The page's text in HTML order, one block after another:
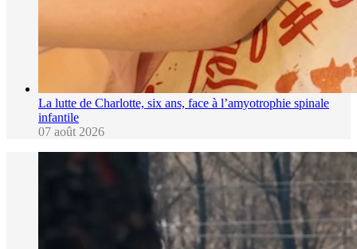
La lutte de Charlotte, six ans, face à l’amyotrophie spinale
infantile
07 août 2026